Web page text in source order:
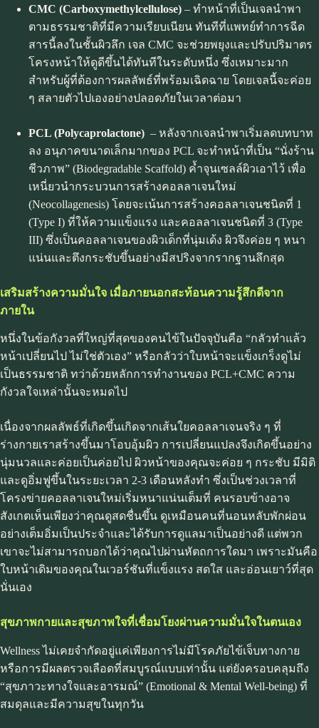
CMC (Carboxymethylcellulose) – ทำหน้าที่เป็นเจลนำพา
ตามธรรมชาติที่มีความเรียบเนียน ทันทีที่แพทย์ทำการฉีด
สารนี้ลงในชั้นผิวลึก เจล CMC จะช่วยพยุงและปรับปริมาตร
โครงหน้าให้ดูดีขึ้นได้ทันทีในระดับหนึ่ง ซึ่งเหมาะมาก
สำหรับผู้ที่ต้องการผลลัพธ์ที่พร้อมเฉิดฉาย โดยเจลนี้จะค่อย
ๆ สลายตัวไปเองอย่างปลอดภัยในเวลาต่อมา
PCL (Polycaprolactone) – หลังจากเจลนำพาเริ่มลดบทบาท
ลง อนุภาคขนาดเล็กมากของ PCL จะทำหน้าที่เป็น “นั่งร้าน
ชีวภาพ” (Biodegradable Scaffold) ค้ำจุนเซลล์ผิวเอาไว้ เพื่อ
เหนี่ยวนำกระบวนการสร้างคอลลาเจนใหม่
(Neocollagenesis) โดยจะเน้นการสร้างคอลลาเจนชนิดที่ 1
(Type I) ที่ให้ความแข็งแรง และคอลลาเจนชนิดที่ 3 (Type
III) ซึ่งเป็นคอลลาเจนของผิวเด็กที่นุ่มเด้ง ผิวจึงค่อย ๆ หนา
แน่นและตึงกระชับขึ้นอย่างมีสปริงจากรากฐานลึกสุด
เสริมสร้างความมั่นใจ เมื่อภายนอกสะท้อนความรู้สึกดีจาก
ภายใน
หนึ่งในข้อกังวลที่ใหญ่ที่สุดของคนไข้ในปัจจุบันคือ “กลัวทำแล้ว
หน้าเปลี่ยนไป ไม่ใช่ตัวเอง” หรือกลัวว่าใบหน้าจะแข็งเกร็งดูไม่
เป็นธรรมชาติ ทว่าด้วยหลักการทำงานของ PCL+CMC ความ
กังวลใจเหล่านั้นจะหมดไป
เนื่องจากผลลัพธ์ที่เกิดขึ้นเกิดจากเส้นใยคอลลาเจนจริง ๆ ที่
ร่างกายเราสร้างขึ้นมาโอบอุ้มผิว การเปลี่ยนแปลงจึงเกิดขึ้นอย่าง
นุ่มนวลและค่อยเป็นค่อยไป ผิวหน้าของคุณจะค่อย ๆ กระชับ มีมิติ
และดูอิ่มฟูขึ้นในระยะเวลา 2-3 เดือนหลังทำ ซึ่งเป็นช่วงเวลาที่
โครงข่ายคอลลาเจนใหม่เริ่มหนาแน่นเต็มที่ คนรอบข้างอาจ
สังเกตเห็นเพียงว่าคุณดูสดชื่นขึ้น ดูเหมือนคนที่นอนหลับพักผ่อน
อย่างเต็มอิ่มเป็นประจำและได้รับการดูแลมาเป็นอย่างดี แต่พวก
เขาจะไม่สามารถบอกได้ว่าคุณไปผ่านหัตถการใดมา เพราะมันคือ
ใบหน้าเดิมของคุณในเวอร์ชันที่แข็งแรง สดใส และอ่อนเยาว์ที่สุด
นั่นเอง
สุขภาพกายและสุขภาพใจที่เชื่อมโยงผ่านความมั่นใจในตนเอง
Wellness ไม่เคยจำกัดอยู่แค่เพียงการไม่มีโรคภัยไข้เจ็บทางกาย
หรือการมีผลตรวจเลือดที่สมบูรณ์แบบเท่านั้น แต่ยังครอบคลุมถึง
“สุขภาวะทางใจและอารมณ์” (Emotional & Mental Well-being) ที่
สมดุลและมีความสุขในทุกวัน